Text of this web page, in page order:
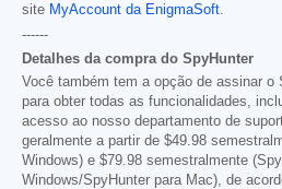
site MyAccount da EnigmaSoft
------
Detalhes da compra do SpyHunter
Você também tem a opção de assinar o
para obter todas as funcionalidades,
acesso ao nosso departamento de
geralmente a partir de $49.98
Windows) e $79.98 semestralmente
Windows/SpyHunter para Mac), de